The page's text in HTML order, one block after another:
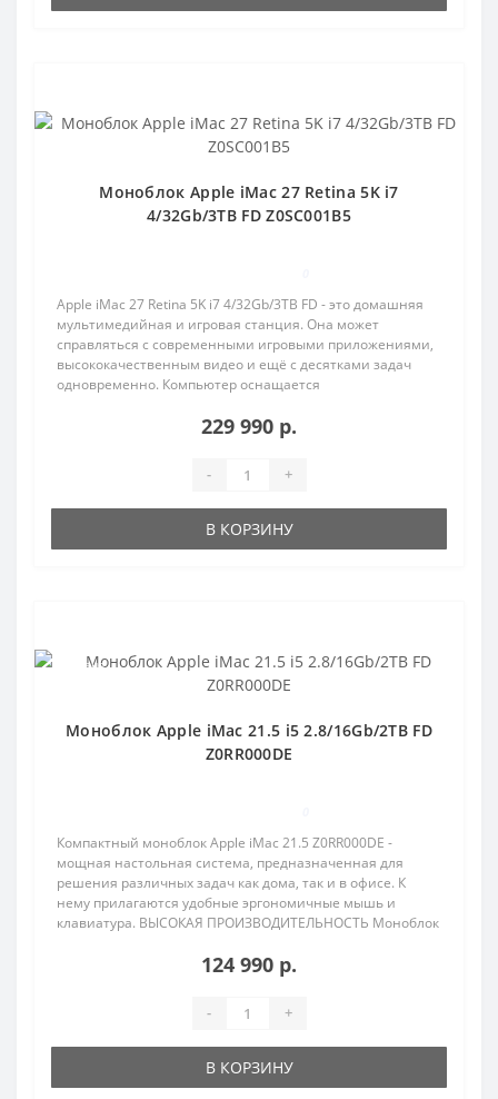
Моноблок Apple iMac 27 Retina 5K i7
4/32Gb/3TB FD Z0SC001B5
Apple iMac 27 Retina 5K i7 4/32Gb/3TB FD - это домашняя
мультимедийная и игровая станция. Она может
справляться с современными игровыми приложениями,
высококачественным видео и ещё с десятками задач
одновременно. Компьютер оснащается
229 990 р.
- +
В КОРЗИНУ
Продано
Моноблок Apple iMac 21.5 i5 2.8/16Gb/2TB FD
Z0RR000DE
Компактный моноблок Apple iMac 21.5 Z0RR000DE -
мощная настольная система, предназначенная для
решения различных задач как дома, так и в офисе. К
нему прилагаются удобные эргономичные мышь и
клавиатура. ВЫСОКАЯ ПРОИЗВОДИТЕЛЬНОСТЬ Моноблок
124 990 р.
- +
В КОРЗИНУ